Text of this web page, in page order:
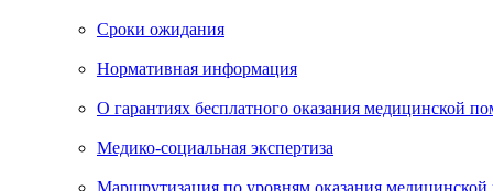
Сроки ожидания
Нормативная информация
О гарантиях бесплатного оказания медицинской
Медико-социальная экспертиза
Маршрутизация по уровням оказания